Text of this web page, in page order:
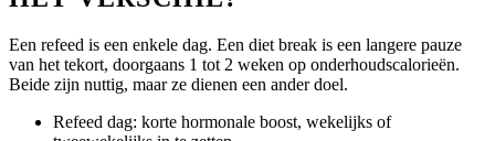
Een refeed is een enkele dag. Een diet break is een langere pauze
van het tekort, doorgaans 1 tot 2 weken op onderhoudscalorieën.
Beide zijn nuttig, maar ze dienen een ander doel.
Refeed dag: korte hormonale boost, wekelijks of